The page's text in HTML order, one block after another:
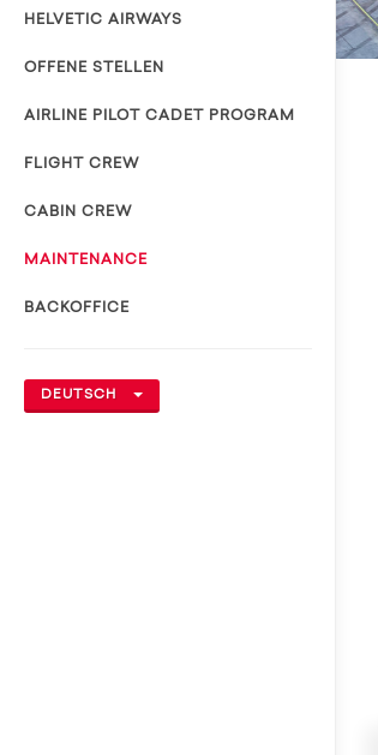
HELVETIC AIRWAYS
OFFENE STELLEN
AIRLINE PILOT CADET PROGRAM
FLIGHT CREW
CABIN CREW
MAINTENANCE
BACKOFFICE
DEUTSCH